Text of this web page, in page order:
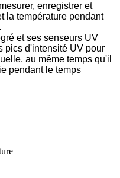
enregistrer et
la température pendant
et ses senseurs UV
pics d'intensité UV pour
au même temps qu'il
pendant le temps